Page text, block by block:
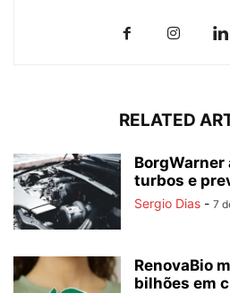
RELATED
turbos e
Sergio Dias - 7
RenovaBio
bilhões em